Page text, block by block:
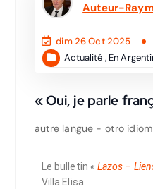
Auteur-
dim 26 Oct 2025
Actualité , En
« Oui, je parle
autre langue - otro
Le bulletin « Lazos –
Villa Elisa